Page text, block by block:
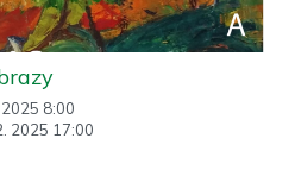
8:00
2025 17:00